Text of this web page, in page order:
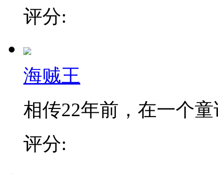
评分:
海贼王
相传22年前，在一个
评分: